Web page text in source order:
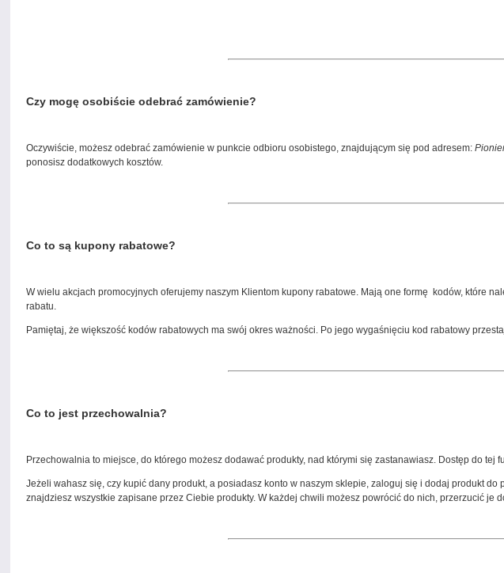
Czy mogę osobiście odebrać zamówienie?
Oczywiście, możesz odebrać zamówienie w punkcie odbioru osobistego, znajdującym się pod adresem:
ponosisz dodatkowych kosztów.
Co to są kupony rabatowe?
W wielu akcjach promocyjnych oferujemy naszym Klientom kupony rabatowe. Mają one formę kodów, które
rabatu.
Pamiętaj, że większość kodów rabatowych ma swój okres ważności. Po jego wygaśnięciu kod rabatowy
Co to jest przechowalnia?
Przechowalnia to miejsce, do którego możesz dodawać produkty, nad którymi się zastanawiasz. Dostęp do tej
Jeżeli wahasz się, czy kupić dany produkt, a posiadasz konto w naszym sklepie, zaloguj się i dodaj produkt
znajdziesz wszystkie zapisane przez Ciebie produkty. W każdej chwili możesz powrócić do nich, przerzucić je